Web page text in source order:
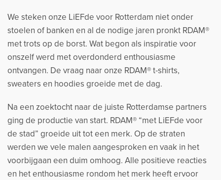
We steken onze LiEFde voor Rotterdam niet onder
stoelen of banken en al de nodige jaren pronkt RDAM®
met trots op de borst. Wat begon als inspiratie voor
onszelf werd met overdonderd enthousiasme
ontvangen. De vraag naar onze RDAM® t-shirts,
sweaters en hoodies groeide met de dag.
Na een zoektocht naar de juiste Rotterdamse partners
ging de productie van start. RDAM® “met LiEFde voor
de stad” groeide uit tot een merk. Op de straten
werden we vele malen aangesproken en vaak in het
voorbijgaan een duim omhoog. Alle positieve reacties
en het enthousiasme rondom het merk heeft ervoor